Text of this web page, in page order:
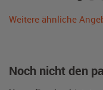
Weitere ähnliche
Noch nicht den